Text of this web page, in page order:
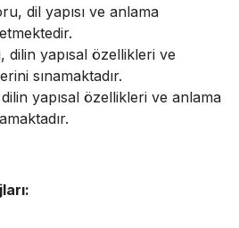
dil yapısı ve anlama
yapısal özellikleri ve
sınamaktadır.
yapısal özellikleri ve anlama